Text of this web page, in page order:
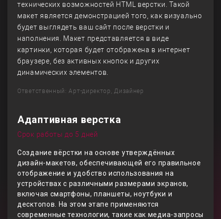
технических возможностей HTML верстки. Такой
макет является демонстрацией того, как визуально
будет выглядеть ваш сайт после верстки и
наполнения. Макет представляется в виде
картинки, которая будет отображена в интернет
браузере, без активных кнопок и других
динамических элементов.
Ответственный: Арт-директор, Дизайнер
Адаптивная верстка
Срок работы до 5 дней
Создание вёрстки на основе утверждённых
дизайн-макетов, обеспечивающей его правильное
отображение и удобство использования на
устройствах с различными размерами экранов,
включая смартфоны, планшеты, ноутбуки и
десктопов. На этом этапе применяются
современные технологии, такие как медиа-запросы